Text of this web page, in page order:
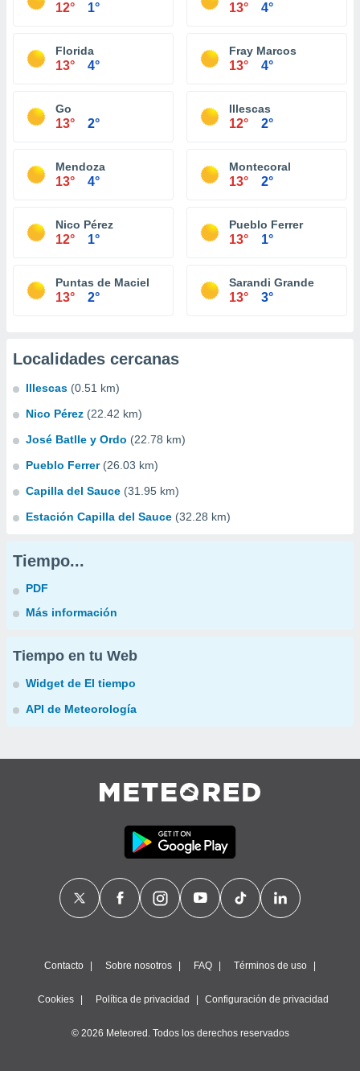
12° 1° 13° 4°
Florida
13° 4°
Fray Marcos
13° 4°
Go
13° 2°
Illescas
12° 2°
Mendoza
13° 4°
Montecoral
13° 2°
Nico Pérez
12° 1°
Pueblo Ferrer
13° 1°
Puntas de Maciel
13° 2°
Sarandi Grande
13° 3°
Localidades cercanas
Illescas (0.51 km)
Nico Pérez (22.42 km)
José Batlle y Ordo (22.78 km)
Pueblo Ferrer (26.03 km)
Capilla del Sauce (31.95 km)
Estación Capilla del Sauce (32.28 km)
Tiempo...
PDF
Más información
Tiempo en tu Web
Widget de El tiempo
API de Meteorología
Contacto Sobre nosotros FAQ Términos de uso
Cookies Política de privacidad Configuración de privacidad
© 2026 Meteored. Todos los derechos reservados